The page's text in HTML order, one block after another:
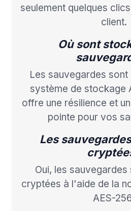
seulement quelques
client.
Où sont
Les sauvegardes
système de stockage
offre une résilience et
pointe pour vos
Les
Oui, les
cryptées à l'aide de la
AES-